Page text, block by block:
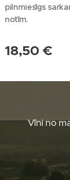
pilnmiesīgs
notīm.
18,50 €
Vīni no